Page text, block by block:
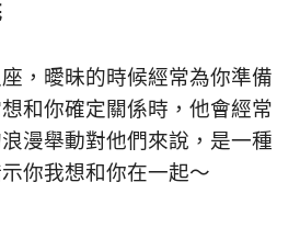
，曖昧的時候經常為你準備
和你確定關係時，他會經常
漫舉動對他們來說，是一種
你我想和你在一起～